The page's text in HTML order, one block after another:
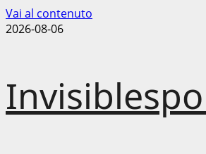
Vai al contenuto
2026-08-06